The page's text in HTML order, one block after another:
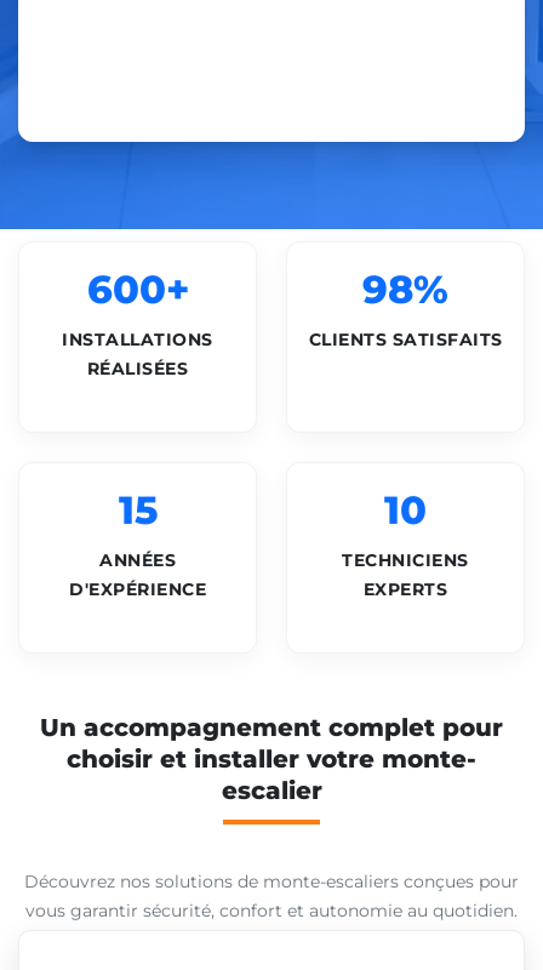
600+
INSTALLATIONS
RÉALISÉES
98%
CLIENTS SATISFAITS
15
ANNÉES
D'EXPÉRIENCE
10
TECHNICIENS
EXPERTS
Un accompagnement complet pour
choisir et installer votre monte-
escalier
Découvrez nos solutions de monte-escaliers conçues pour
vous garantir sécurité, confort et autonomie au quotidien.